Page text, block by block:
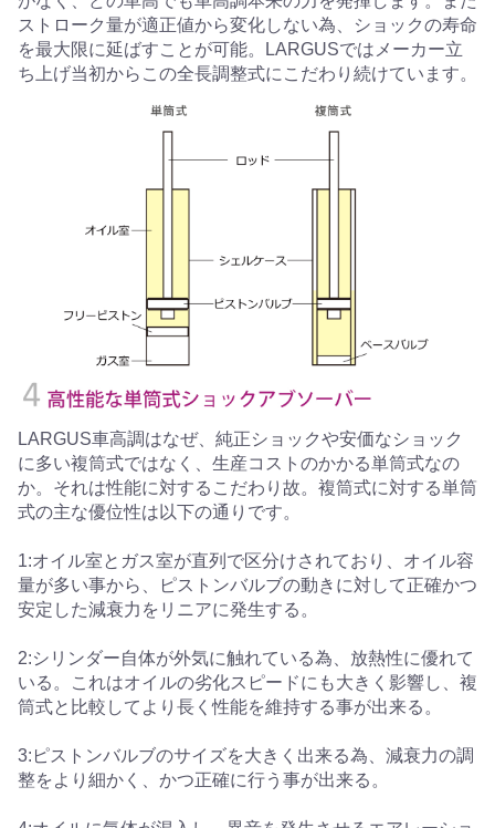
ストローク量が適正値から変化しない為、ショックの寿命
を最大限に延ばすことが可能。LARGUSではメーカー立
ち上げ当初からこの全長調整式にこだわり続けています。
LARGUS車高調はなぜ、純正ショックや安価なショック
に多い複筒式ではなく、生産コストのかかる単筒式なの
か。それは性能に対するこだわり故。複筒式に対する単筒
式の主な優位性は以下の通りです。
1:オイル室とガス室が直列で区分けされており、オイル容
量が多い事から、ピストンバルブの動きに対して正確かつ
安定した減衰力をリニアに発生する。
2:シリンダー自体が外気に触れている為、放熱性に優れて
いる。これはオイルの劣化スピードにも大きく影響し、複
筒式と比較してより長く性能を維持する事が出来る。
3:ピストンバルブのサイズを大きく出来る為、減衰力の調
整をより細かく、かつ正確に行う事が出来る。